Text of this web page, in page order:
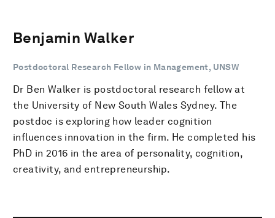
Benjamin Walker
Postdoctoral Research Fellow in Management, UNSW
Dr Ben Walker is postdoctoral research fellow at
the University of New South Wales Sydney. The
postdoc is exploring how leader cognition
influences innovation in the firm. He completed his
PhD in 2016 in the area of personality, cognition,
creativity, and entrepreneurship.